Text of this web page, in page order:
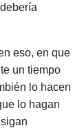
eso, en que
un tiempo
lo hacen
lo hagan